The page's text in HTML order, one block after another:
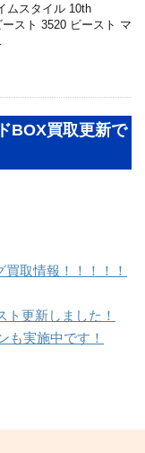
ムスタイル 10th
スト 3520 ビースト マ
BOX買取更新で
取情報！！！！！
ト更新しました！
も実施中です！